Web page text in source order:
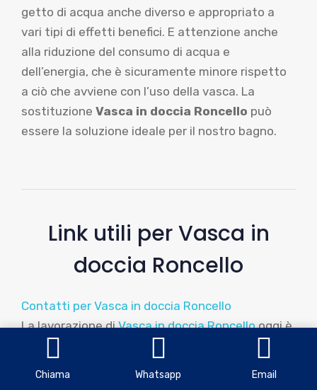
getto di acqua anche diverso e appropriato a
vari tipi di effetti benefici. E attenzione anche
alla riduzione del consumo di acqua e
dell’energia, che è sicuramente minore rispetto
a ciò che avviene con l’uso della vasca. La
sostituzione Vasca in doccia Roncello può
essere la soluzione ideale per il nostro bagno.
Link utili per Vasca in
doccia Roncello
Contatti per Vasca in doccia Roncello
La lavorazione diVasca in doccia Roncellooggi è
una cabina doccia comoda e moderna è un
Chiama Whatsapp Email